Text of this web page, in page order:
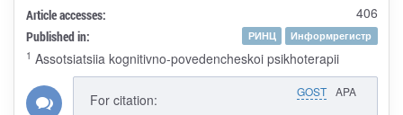
Article accesses:
406
Published in: РИНЦ
Информрегистр
1 Assotsiatsiia kognitivno-povedencheskoi psikhoterapii
GOST APA
For citation: